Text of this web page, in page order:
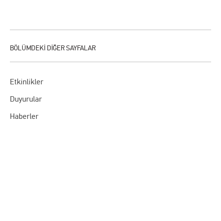
Etkinlikler
Duyurular
Haberler